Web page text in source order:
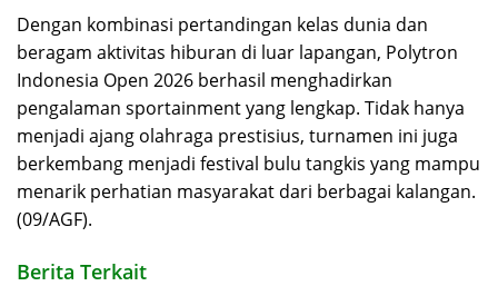
Dengan kombinasi pertandingan kelas dunia dan
beragam aktivitas hiburan di luar lapangan, Polytron
Indonesia Open 2026 berhasil menghadirkan
pengalaman sportainment yang lengkap. Tidak hanya
menjadi ajang olahraga prestisius, turnamen ini juga
berkembang menjadi festival bulu tangkis yang mampu
menarik perhatian masyarakat dari berbagai kalangan.
(09/AGF).
Berita Terkait